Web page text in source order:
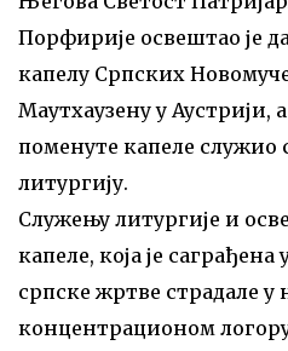
Порфирије освештао је
капелу Српских
Маутхаузену у Аустрији,
поменуте капеле служио
литургију.
Служењу литургије и
капеле, која је саграђена
српске жртве страдале
концентрационом